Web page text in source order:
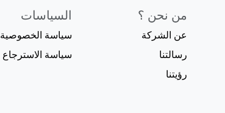
من نحن ؟
عن الشركة
رسالتنا
رؤيتنا
السياسات
سياسة الخصوصية
سياسة الاسترجاع